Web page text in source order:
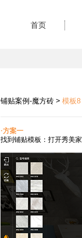
首页
铺贴案例-魔方砖 > 模板8
·方案一
找到铺贴模板：打开秀美